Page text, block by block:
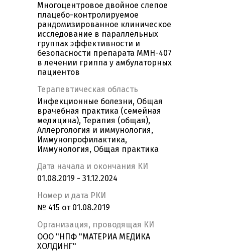
Многоцентровое двойное слепое
плацебо-контролируемое
рандомизированное клиническое
исследование в параллельных
группах эффективности и
безопасности препарата ММН-407
в лечении гриппа у амбулаторных
пациентов
Терапевтическая область
Инфекционные болезни, Общая
врачебная практика (семейная
медицина), Терапия (общая),
Аллергология и иммунология,
Иммунопрофилактика,
Иммунология, Общая практика
Дата начала и окончания КИ
01.08.2019 - 31.12.2024
Номер и дата РКИ
№ 415 от 01.08.2019
Организация, проводящая КИ
ООО "НПФ "МАТЕРИА МЕДИКА
ХОЛДИНГ"